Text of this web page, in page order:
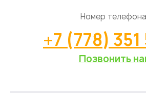
Номер
+7 (778) 351
Позвонить